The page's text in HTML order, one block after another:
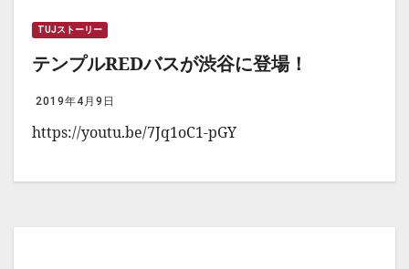
TUJストーリー
テンプルREDバスが渋谷に登場！
2019年4月9日
https://youtu.be/7Jq1oC1-pGY